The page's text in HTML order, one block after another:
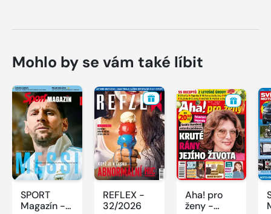
Mohlo by se vám také líbit
SPORT
Magazín -
REFLEX -
32/2026
Aha! pro
ženy -